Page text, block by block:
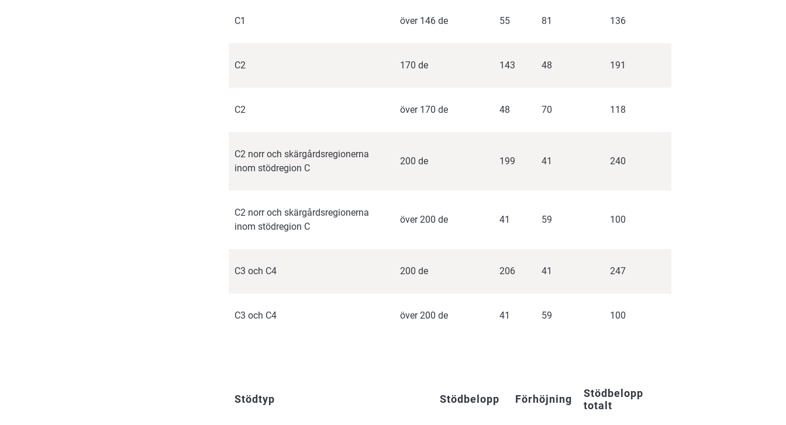
C1 över 146 de 55 81 136
C2 170 de 143 48 191
C2 över 170 de 48 70 118
C2 norr och skärgårdsregionerna
inom stödregion C
200 de 199 41 240
C2 norr och skärgårdsregionerna
inom stödregion C
över 200 de 41 59 100
C3 och C4 200 de 206 41 247
C3 och C4 över 200 de 41 59 100
Stödtyp Stödbelopp Förhöjning
Stödbelopp
totalt